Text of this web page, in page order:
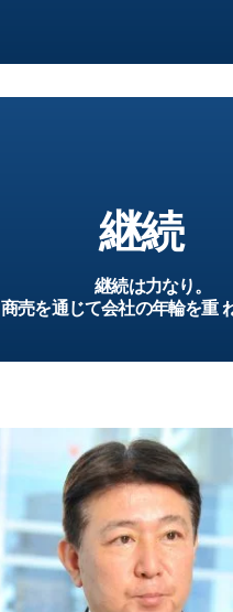
継続
継続は力なり。
商売を通じて会社の年輪を重